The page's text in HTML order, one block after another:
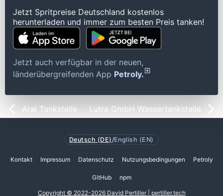
Jetzt Spritpreise Deutschland kostenlos
herunterladen und immer zum besten Preis tanken!
Jetzt auch verfügbar in der neuen,
länderübergreifenden App Petroly.
Aral Tankstelle Lutra GmbH Wassertankstelle
Deutsch (DE) /English (EN)
Kontakt Impressum Datenschutz Nutzungsbedingungen Petroly
GitHub npm
Copyright © 2022-2026 David Pertiller | pertiller.tech